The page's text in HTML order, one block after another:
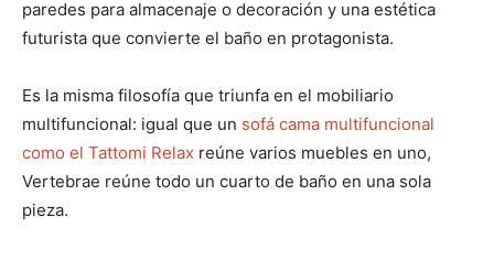
paredes para almacenaje o decoración y una estética
futurista que convierte el baño en protagonista.
Es la misma filosofía que triunfa en el mobiliario
multifuncional: igual que un sofá cama multifuncional
como el Tattomi Relax reúne varios muebles en uno,
Vertebrae reúne todo un cuarto de baño en una sola
pieza.